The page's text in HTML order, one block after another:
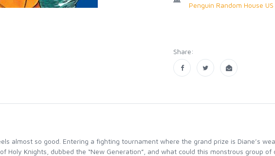
Penguin Random House US
Share:
almost so good. Entering a fighting tournament where the grand prize is Diane’s
Holy Knights, dubbed the “New Generation”, and what could this monstrous group of